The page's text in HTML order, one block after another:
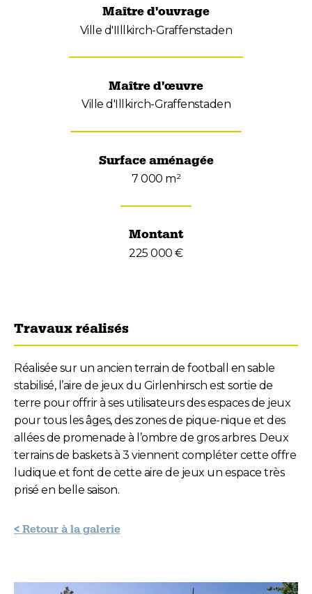
Maître d'ouvrage
Ville d'IIllkirch-Graffenstaden
Maître d'œuvre
Ville d'Illkirch-Graffenstaden
Surface aménagée
7 000 m²
Montant
225 000 €
Travaux réalisés
Réalisée sur un ancien terrain de football en sable
stabilisé, l’aire de jeux du Girlenhirsch est sortie de
terre pour offrir à ses utilisateurs des espaces de jeux
pour tous les âges, des zones de pique-nique et des
allées de promenade à l’ombre de gros arbres. Deux
terrains de baskets à 3 viennent compléter cette offre
ludique et font de cette aire de jeux un espace très
prisé en belle saison.
< Retour à la galerie